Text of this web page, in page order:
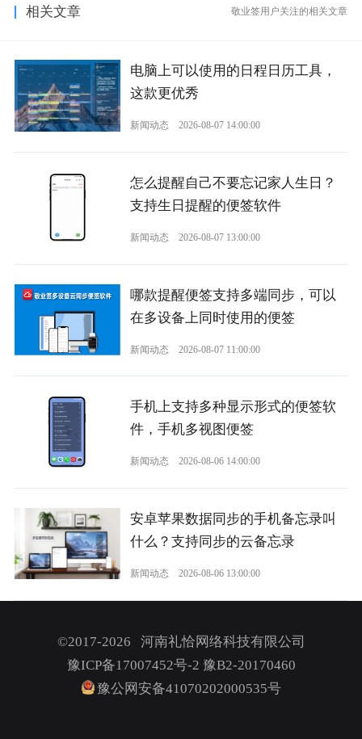
相关文章 敬业签用户关注的相关文章
电脑上可以使用的日程日历工具，
这款更优秀
新闻动态 2026-08-07 14:00:00
怎么提醒自己不要忘记家人生日？
支持生日提醒的便签软件
新闻动态 2026-08-07 13:00:00
哪款提醒便签支持多端同步，可以
在多设备上同时使用的便签
新闻动态 2026-08-07 11:00:00
手机上支持多种显示形式的便签软
件，手机多视图便签
新闻动态 2026-08-06 14:00:00
安卓苹果数据同步的手机备忘录叫
什么？支持同步的云备忘录
新闻动态 2026-08-06 13:00:00
©2017-2026 河南礼恰网络科技有限公司
豫ICP备17007452号-2 豫B2-20170460
豫公网安备41070202000535号